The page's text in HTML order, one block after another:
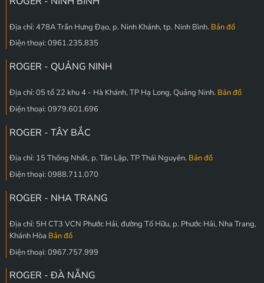
Địa chỉ: 478A Trần Hưng Đạo, p. Ninh Khánh, tp. Ninh Bình. Bản đồ
Điện thoại: 0961.235.835
ROGER - QUẢNG NINH
Địa chỉ: 05 tổ 22 khu 4 - Hà Khánh, TP Hạ Long, Quảng Ninh. Bản đồ
Điện thoại: 0979.601.696
ROGER - TÂY BẮC
Địa chỉ: 15 Thống Nhất, p. Tân Lập, TP Thái Nguyên. Bản đồ
Điện thoại: 0988.711.070
ROGER - NHA TRANG
Địa chỉ: 5H CT3 VCN Phước Hải, đường Tố Hữu, p. Phước Hải, Nha Trang,
Khánh Hòa Bản đồ
Điện thoại: 0967.757.999
ROGER - ĐÀ NẴNG